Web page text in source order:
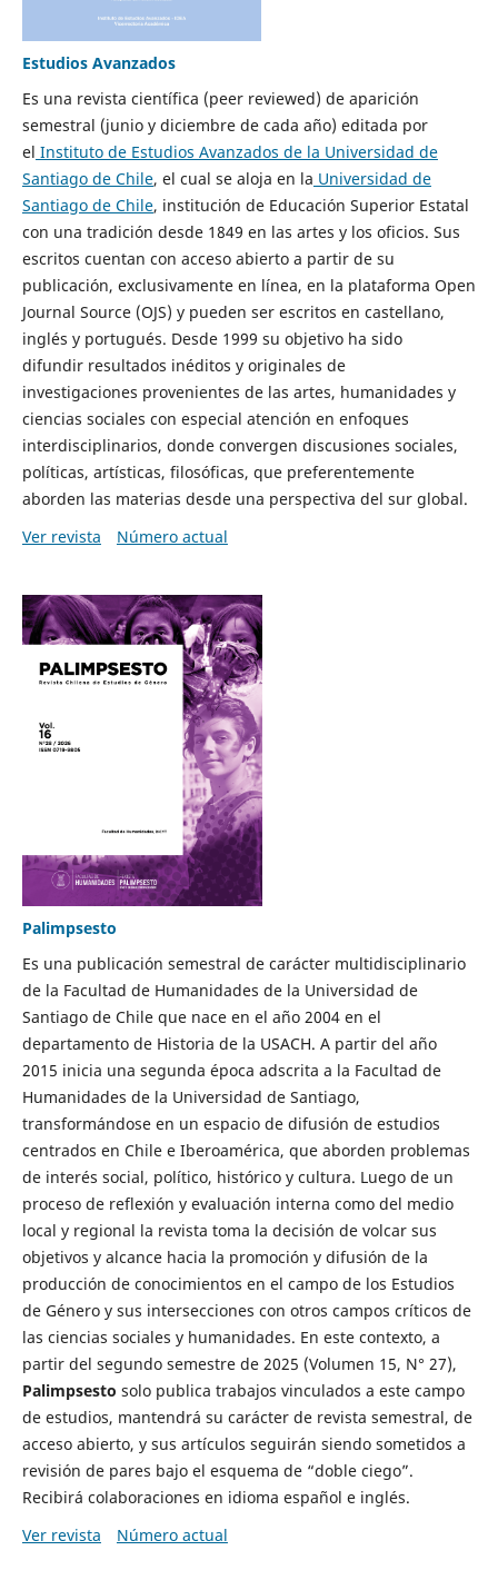
Estudios Avanzados
Es una revista científica (peer reviewed) de aparición
semestral (junio y diciembre de cada año) editada por
el Instituto de Estudios Avanzados de la Universidad de
Santiago de Chile, el cual se aloja en la Universidad de
Santiago de Chile, institución de Educación Superior Estatal
con una tradición desde 1849 en las artes y los oficios. Sus
escritos cuentan con acceso abierto a partir de su
publicación, exclusivamente en línea, en la plataforma Open
Journal Source (OJS) y pueden ser escritos en castellano,
inglés y portugués. Desde 1999 su objetivo ha sido
difundir resultados inéditos y originales de
investigaciones provenientes de las artes, humanidades y
ciencias sociales con especial atención en enfoques
interdisciplinarios, donde convergen discusiones sociales,
políticas, artísticas, filosóficas, que preferentemente
aborden las materias desde una perspectiva del sur global.
Ver revista
Número actual
Palimpsesto
Es una publicación semestral de carácter multidisciplinario
de la Facultad de Humanidades de la Universidad de
Santiago de Chile que nace en el año 2004 en el
departamento de Historia de la USACH. A partir del año
2015 inicia una segunda época adscrita a la Facultad de
Humanidades de la Universidad de Santiago,
transformándose en un espacio de difusión de estudios
centrados en Chile e Iberoamérica, que aborden problemas
de interés social, político, histórico y cultura. Luego de un
proceso de reflexión y evaluación interna como del medio
local y regional la revista toma la decisión de volcar sus
objetivos y alcance hacia la promoción y difusión de la
producción de conocimientos en el campo de los Estudios
de Género y sus intersecciones con otros campos críticos de
las ciencias sociales y humanidades. En este contexto, a
partir del segundo semestre de 2025 (Volumen 15, N° 27),
Palimpsesto solo publica trabajos vinculados a este campo
de estudios, mantendrá su carácter de revista semestral, de
acceso abierto, y sus artículos seguirán siendo sometidos a
revisión de pares bajo el esquema de “doble ciego”.
Recibirá colaboraciones en idioma español e inglés.
Ver revista
Número actual